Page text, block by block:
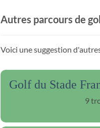
Autres parcours de
Voici une suggestion
Golf du Stade
9